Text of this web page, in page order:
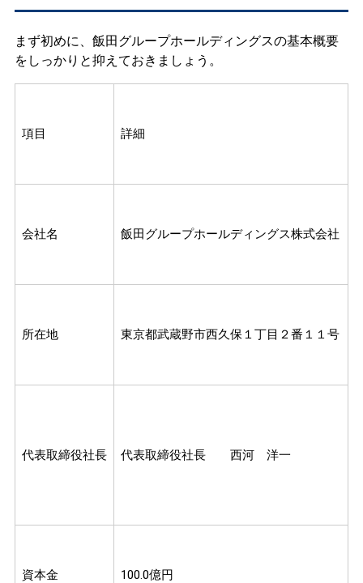
まず初めに、飯田グループホールディングスの基本概要
をしっかりと抑えておきましょう。
項目 詳細
会社名 飯田グループホールディングス株式会社
所在地 東京都武蔵野市西久保１丁目２番１１号
代表取締役社長 代表取締役社長 西河 洋一
資本金 100.0億円